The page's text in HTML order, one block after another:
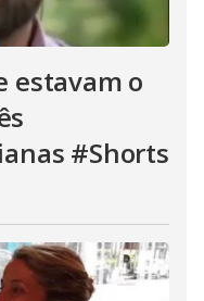
estavam o
#Shorts